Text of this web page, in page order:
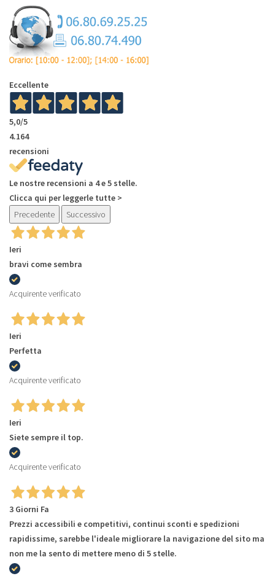
Eccellente
5,0/5
4.164
recensioni
Le nostre recensioni a 4 e 5 stelle.
Clicca qui per leggerle tutte >
Precedente
Successivo
Ieri
bravi come sembra
Acquirente verificato
Ieri
Perfetta
Acquirente verificato
Ieri
Siete sempre il top.
Acquirente verificato
3 Giorni Fa
Prezzi accessibili e competitivi, continui sconti e spedizioni
rapidissime, sarebbe l'ideale migliorare la navigazione del sito ma
non me la sento di mettere meno di 5 stelle.